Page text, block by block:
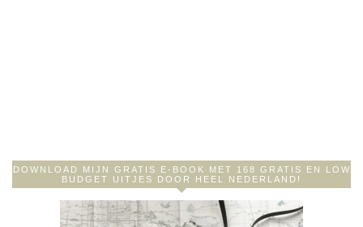
DOWNLOAD MIJN GRATIS E-BOOK MET 168 GRATIS EN LOW
BUDGET UITJES DOOR HEEL NEDERLAND!